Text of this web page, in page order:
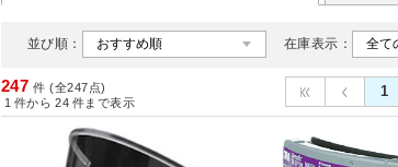
並び順： 在庫表示：
247 件 (全247点)
1 件から 24 件まで表示
1